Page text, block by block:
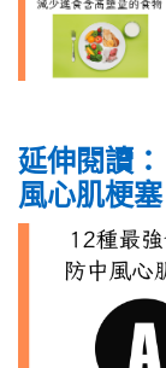
延伸閱讀：
風心肌梗塞